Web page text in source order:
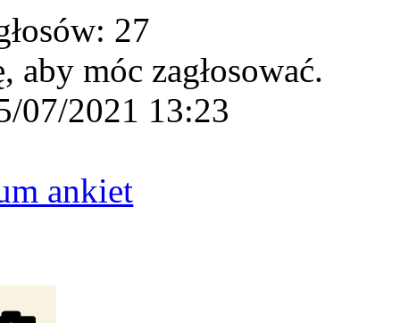
27
aby móc zagłosować.
07/2021 13:23
ankiet